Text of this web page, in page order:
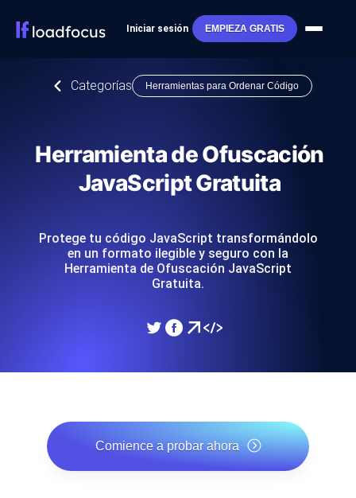
Iniciar sesión EMPIEZA GRATIS
Categorías Herramientas para Ordenar Código
Herramienta de Ofuscación
JavaScript Gratuita
Protege tu código JavaScript transformándolo
en un formato ilegible y seguro con la
Herramienta de Ofuscación JavaScript
Gratuita.
Comience a probar ahora